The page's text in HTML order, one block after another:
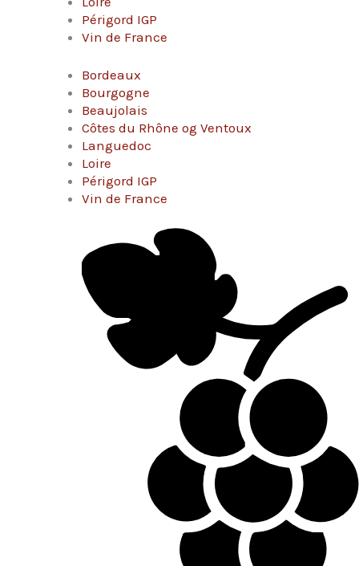
Périgord IGP
Vin de France
Bordeaux
Bourgogne
Beaujolais
Côtes du Rhône og Ventoux
Languedoc
Loire
Périgord IGP
Vin de France